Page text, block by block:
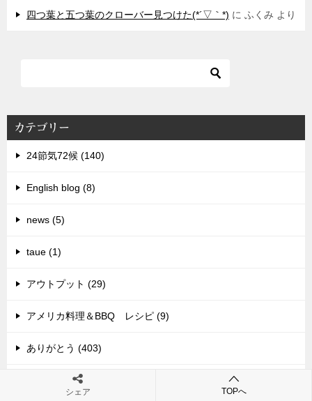
四つ葉と五つ葉のクローバー見つけた(*´▽｀*) に ふくみ より
カテゴリー
24節気72候 (140)
English blog (8)
news (5)
taue (1)
アウトプット (29)
アメリカ料理＆BBQ レシピ (9)
ありがとう (403)
イノシシに負けないために (13)
シェア TOPへ